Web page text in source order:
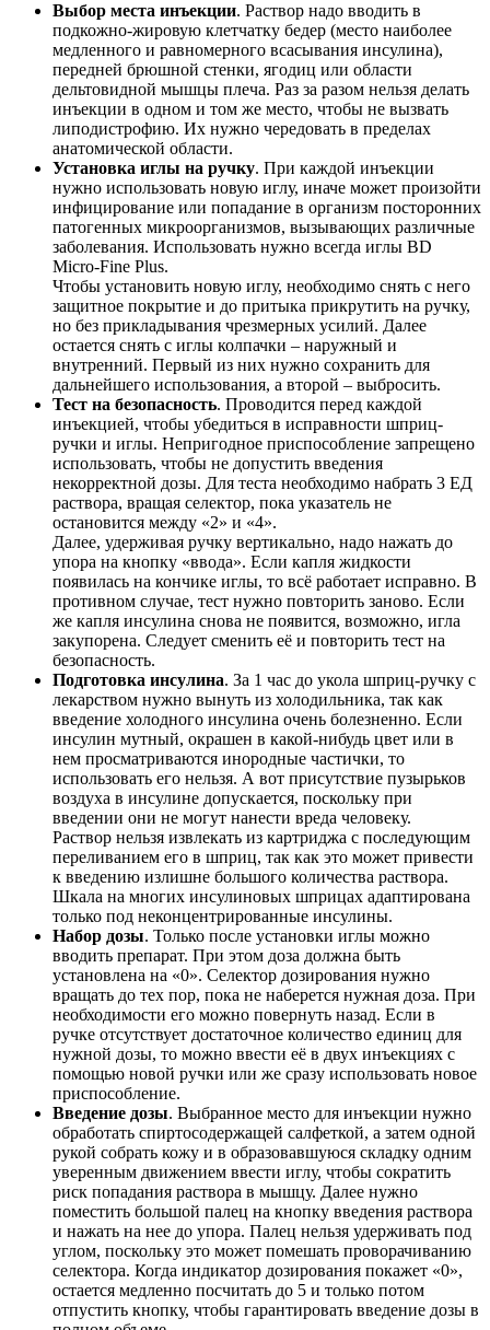
Выбор места инъекции. Раствор надо вводить в
подкожно-жировую клетчатку бедер (место наиболее
медленного и равномерного всасывания инсулина),
передней брюшной стенки, ягодиц или области
дельтовидной мышцы плеча. Раз за разом нельзя делать
инъекции в одном и том же место, чтобы не вызвать
липодистрофию. Их нужно чередовать в пределах
анатомической области.
Установка иглы на ручку. При каждой инъекции
нужно использовать новую иглу, иначе может произойти
инфицирование или попадание в организм посторонних
патогенных микроорганизмов, вызывающих различные
заболевания. Использовать нужно всегда иглы BD
Micro-Fine Plus.
Чтобы установить новую иглу, необходимо снять с него
защитное покрытие и до притыка прикрутить на ручку,
но без прикладывания чрезмерных усилий. Далее
остается снять с иглы колпачки – наружный и
внутренний. Первый из них нужно сохранить для
дальнейшего использования, а второй – выбросить.
Тест на безопасность. Проводится перед каждой
инъекцией, чтобы убедиться в исправности шприц-
ручки и иглы. Непригодное приспособление запрещено
использовать, чтобы не допустить введения
некорректной дозы. Для теста необходимо набрать 3 ЕД
раствора, вращая селектор, пока указатель не
остановится между «2» и «4».
Далее, удерживая ручку вертикально, надо нажать до
упора на кнопку «ввода». Если капля жидкости
появилась на кончике иглы, то всё работает исправно. В
противном случае, тест нужно повторить заново. Если
же капля инсулина снова не появится, возможно, игла
закупорена. Следует сменить её и повторить тест на
безопасность.
Подготовка инсулина. За 1 час до укола шприц-ручку с
лекарством нужно вынуть из холодильника, так как
введение холодного инсулина очень болезненно. Если
инсулин мутный, окрашен в какой-нибудь цвет или в
нем просматриваются инородные частички, то
использовать его нельзя. А вот присутствие пузырьков
воздуха в инсулине допускается, поскольку при
введении они не могут нанести вреда человеку.
Раствор нельзя извлекать из картриджа с последующим
переливанием его в шприц, так как это может привести
к введению излишне большого количества раствора.
Шкала на многих инсулиновых шприцах адаптирована
только под неконцентрированные инсулины.
Набор дозы. Только после установки иглы можно
вводить препарат. При этом доза должна быть
установлена на «0». Селектор дозирования нужно
вращать до тех пор, пока не наберется нужная доза. При
необходимости его можно повернуть назад. Если в
ручке отсутствует достаточное количество единиц для
нужной дозы, то можно ввести её в двух инъекциях с
помощью новой ручки или же сразу использовать новое
приспособление.
Введение дозы. Выбранное место для инъекции нужно
обработать спиртосодержащей салфеткой, а затем одной
рукой собрать кожу и в образовавшуюся складку одним
уверенным движением ввести иглу, чтобы сократить
риск попадания раствора в мышцу. Далее нужно
поместить большой палец на кнопку введения раствора
и нажать на нее до упора. Палец нельзя удерживать под
углом, поскольку это может помешать проворачиванию
селектора. Когда индикатор дозирования покажет «0»,
остается медленно посчитать до 5 и только потом
отпустить кнопку, чтобы гарантировать введение дозы в